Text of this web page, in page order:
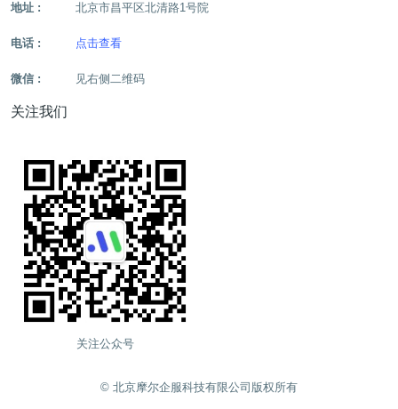
地址 : 北京市昌平区北清路1号院
电话 : 点击查看
微信 : 见右侧二维码
关注我们
关注公众号
©️ 北京摩尔企服科技有限公司版权所有